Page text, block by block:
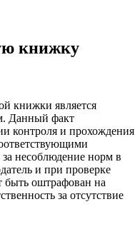
книжку
книжки является
Данный факт
контроля и прохождения
несоблюдение норм в
и при проверке
оштрафован на
за отсутствие